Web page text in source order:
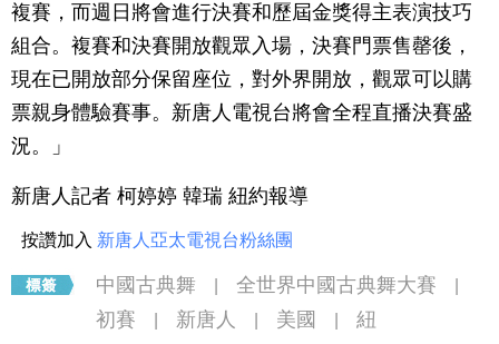
複賽，而週日將會進行決賽和歷屆金獎得主表演技巧
組合。複賽和決賽開放觀眾入場，決賽門票售罄後，
現在已開放部分保留座位，對外界開放，觀眾可以購
票親身體驗賽事。新唐人電視台將會全程直播決賽盛
況。」
新唐人記者 柯婷婷 韓瑞 紐約報導
按讚加入 新唐人亞太電視台粉絲團
中國古典舞 全世界中國古典舞大賽
初賽 新唐人 美國
紐